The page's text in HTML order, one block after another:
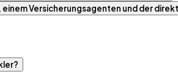
Versicherungsagenten und der